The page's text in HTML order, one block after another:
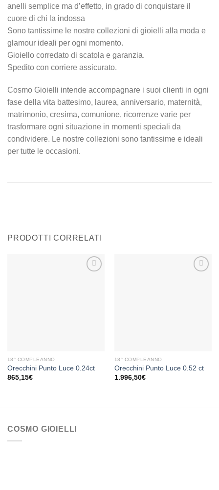
anelli semplice ma d’effetto, in grado di conquistare il
cuore di chi la indossa
Sono tantissime le nostre collezioni di gioielli alla moda e
glamour ideali per ogni momento.
Gioiello corredato di scatola e garanzia.
Spedito con corriere assicurato.
Cosmo Gioielli intende accompagnare i suoi clienti in ogni
fase della vita battesimo, laurea, anniversario, maternità,
matrimonio, cresima, comunione, ricorrenze varie per
trasformare ogni situazione in momenti speciali da
condividere. Le nostre collezioni sono tantissime e ideali
per tutte le occasioni.
PRODOTTI CORRELATI
18° COMPLEANNO
Orecchini Punto Luce 0.24ct
865,15€
18° COMPLEANNO
Orecchini Punto Luce 0.52 ct
1.996,50€
COSMO GIOIELLI